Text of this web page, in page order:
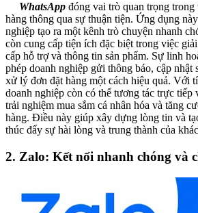
WhatsApp đóng vai trò quan trọng
hàng thông qua sự thuận tiện. Ứng dụng
nghiệp tạo ra một kênh trò chuyện nhanh
còn cung cấp tiện ích đặc biệt trong việc
cấp hỗ trợ và thông tin sản phẩm. Sự linh
phép doanh nghiệp gửi thông báo, cập nhật
xử lý đơn đặt hàng một cách hiệu quả. Với
doanh nghiệp còn có thể tương tác trực tiếp
trải nghiệm mua sắm cá nhân hóa và tăng
hàng. Điều này giúp xây dựng lòng tin và
thúc đẩy sự hài lòng và trung thành của
2. Zalo: Kết nối nhanh chóng và